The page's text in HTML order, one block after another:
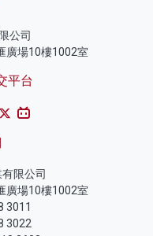
公司
廣場10樓1002室
平台
限公司
廣場10樓1002室
3011
3022